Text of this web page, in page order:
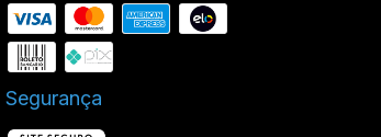
Segurança